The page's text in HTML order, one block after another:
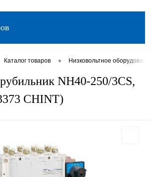
Каталог товаров • Низковольтное
NH40-250/3CS,
CHINT)